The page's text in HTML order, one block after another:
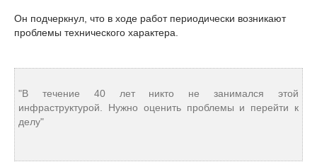
Он подчеркнул, что в ходе работ периодически возникают
проблемы технического характера.
"В течение 40 лет никто не занимался этой
инфраструктурой. Нужно оценить проблемы и перейти к
делу"